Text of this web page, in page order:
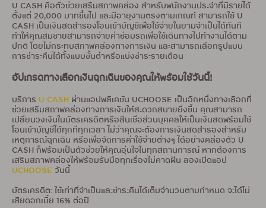
U CASH คือตัวช่วยเสริมสภาพคล่อง สำหรับพนักงานประจำที่มีรายได้
ตั้งแต่ 20,000 บาทขึ้นไป และมีอายุงานตรงตามเกณฑ์ สามารถใช้ U
CASH เป็นเงินสดสำรองโอนเข้าบัญชีเพื่อใช้จ่ายในยามจำเป็นได้ทันที
ทำให้คุณสมชายสามารถจ่ายค่าซ่อมรถเพื่อใช้เดินทางไปทำงานได้ตาม
ปกติ โดยไม่กระทบสภาพคล่องทางการเงิน และสามารถเลือกรูปแบบ
การชำระคืนได้ทั้งแบบขั้นต่ำหรือแบ่งชำระรายเดือน
อัปเกรดทางเลือกเงินฉุกเฉินของคุณให้พร้อมใช้วันนี้!
บริการ U CASH ผ่านแอปพลิเคชัน UCHOOSE เป็นอีกหนึ่งทางเลือกที่
ช่วยเสริมสภาพคล่องทางการเงินให้สะดวกสบายยิ่งขึ้น คุณสามารถ
เปลี่ยนวงเงินในบัตรเครดิตหรือสินเชื่อส่วนบุคคลให้เป็นเงินสดพร้อมใช้
โอนเข้าบัญชีได้ทุกที่ทุกเวลา ไม่ว่าคุณจะต้องการเงินสดสำรองสำหรับ
เหตุการณ์ฉุกเฉิน หรือเพื่อจัดการค่าใช้จ่ายต่างๆ ได้อย่างคล่องตัว U
CASH ก็พร้อมเป็นตัวช่วยให้คุณอุ่นใจในทุกสถานการณ์ หากต้องการ
เสริมสภาพคล่องให้พร้อมรับมือทุกเรื่องไม่คาดฝัน ลองเปิดแอป
UCHOOSE วันนี้
บัตรเครดิต: ใช้เท่าที่จำเป็นและชำระคืนได้เต็มจำนวนตามกำหนด จะได้ไม่
เสียดอกเบี้ย 16% ต่อปี